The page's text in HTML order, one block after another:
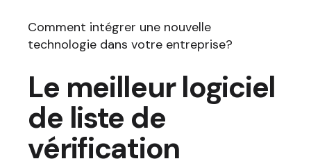
Comment intégrer une nouvelle
technologie dans votre entreprise?
Le meilleur logiciel
de liste de
vérification